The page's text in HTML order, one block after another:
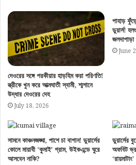
দেওরের সঙ্গে পরকীয়ার হাড়হিম করা পরিণতি!
স্ত্রীকে খুন করে আত্মঘাতী স্বামী, শ্মশানে
উদ্ধার দেওরের দেহ
July 18, 2026
পাহাড়
ডুয়ার্স!
জলদাপাড়া
June
সামনে কাঞ্চনজঙ্ঘা, পাশে চা বাগান! ডুয়ার্সের
কোলে মায়াবী ‘কুমাই’ গ্রাম, উইকএন্ডে ঘুরে
আসবেন নাকি?
ডুয়ার্সের
অফবিট
‘রায়মাটাং’